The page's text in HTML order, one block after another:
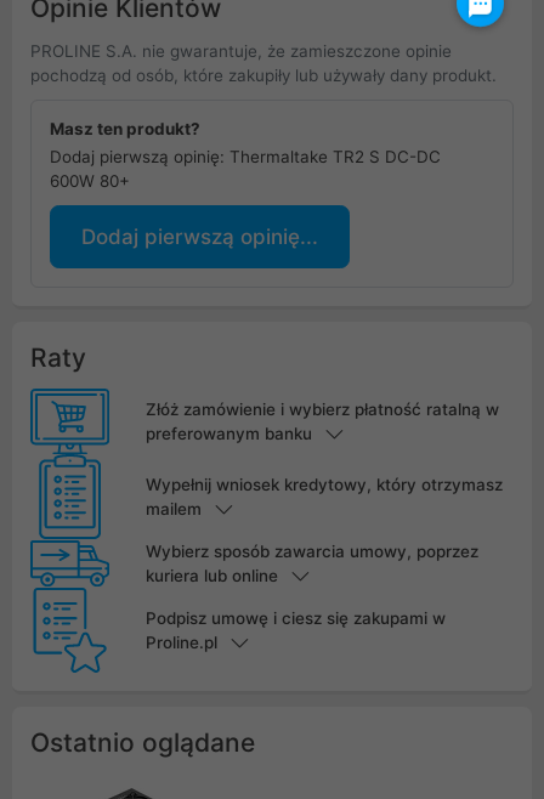
Opinie Klientów
PROLINE S.A. nie gwarantuje, że zamieszczone opinie
pochodzą od osób, które zakupiły lub używały dany produkt.
Masz ten produkt?
Dodaj pierwszą opinię: Thermaltake TR2 S DC-DC
600W 80+
Dodaj pierwszą opinię...
Raty
Złóż zamówienie i wybierz płatność ratalną w
preferowanym banku
Wypełnij wniosek kredytowy, który otrzymasz
mailem
Wybierz sposób zawarcia umowy, poprzez
kuriera lub online
Podpisz umowę i ciesz się zakupami w
Proline.pl
Ostatnio oglądane